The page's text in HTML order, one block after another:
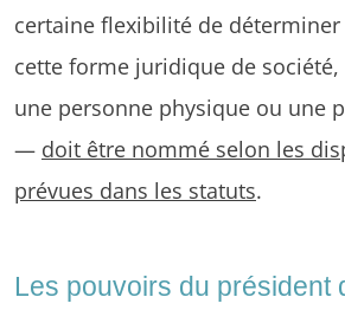
certaine flexibilité de
cette forme juridique de
une personne physique ou une
— doit être nommé selon les
prévues dans les statuts.
Les pouvoirs du président